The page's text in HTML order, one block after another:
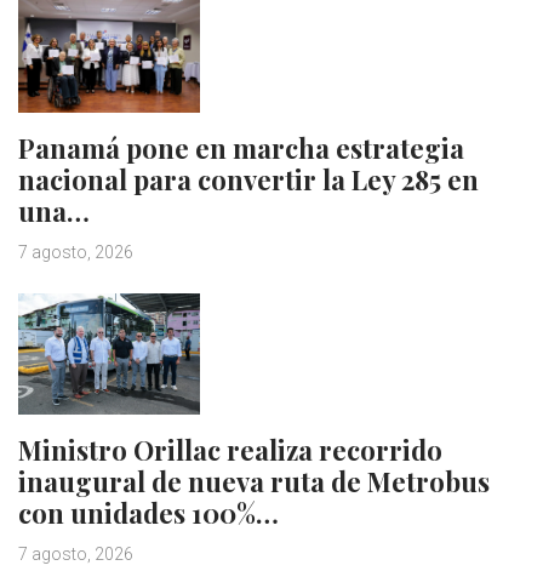
Panamá pone en marcha estrategia
nacional para convertir la Ley 285 en
una…
7 agosto, 2026
Ministro Orillac realiza recorrido
inaugural de nueva ruta de Metrobus
con unidades 100%…
7 agosto, 2026